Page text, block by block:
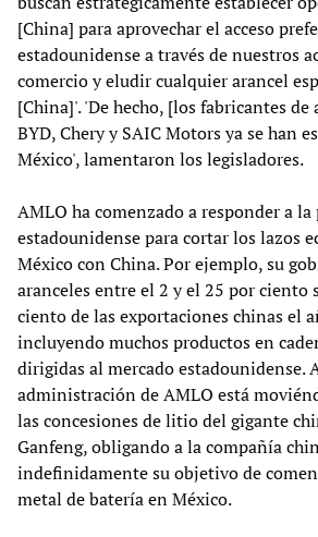
[China] para aprovechar el acceso
estadounidense a través de nuestros
comercio y eludir cualquier arancel
[China]'. 'De hecho, [los fabricantes
BYD, Chery y SAIC Motors ya se han
México', lamentaron los legisladores.
AMLO ha comenzado a responder a
estadounidense para cortar los lazos
México con China. Por ejemplo, su
aranceles entre el 2 y el 25 por ciento
ciento de las exportaciones chinas el
incluyendo muchos productos en
dirigidas al mercado estadounidense.
administración de AMLO está
las concesiones de litio del gigante
Ganfeng, obligando a la compañía
indefinidamente su objetivo de
metal de batería en México.